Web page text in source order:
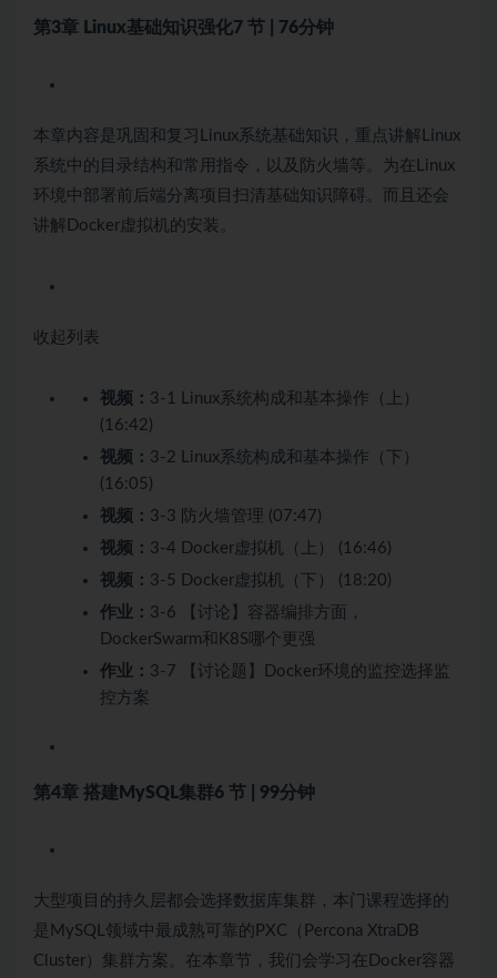
第3章 Linux基础知识强化7 节 | 76分钟
本章内容是巩固和复习Linux系统基础知识，重点讲解Linux
系统中的目录结构和常用指令，以及防火墙等。为在Linux
环境中部署前后端分离项目扫清基础知识障碍。而且还会
讲解Docker虚拟机的安装。
收起列表
视频： 3-1 Linux系统构成和基本操作（上）
(16:42)
视频： 3-2 Linux系统构成和基本操作（下）
(16:05)
视频： 3-3 防火墙管理 (07:47)
视频： 3-4 Docker虚拟机（上） (16:46)
视频： 3-5 Docker虚拟机（下） (18:20)
作业： 3-6 【讨论】容器编排方面，
DockerSwarm和K8S哪个更强
作业： 3-7 【讨论题】Docker环境的监控选择监
控方案
第4章 搭建MySQL集群6 节 | 99分钟
大型项目的持久层都会选择数据库集群，本门课程选择的
是MySQL领域中最成熟可靠的PXC（Percona XtraDB
Cluster）集群方案。在本章节，我们会学习在Docker容器